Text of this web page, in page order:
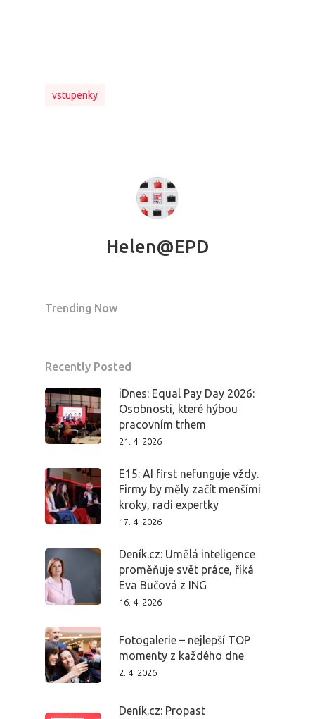
vstupenky
Helen@EPD
Trending Now
Recently Posted
iDnes: Equal Pay Day 2026:
Osobnosti, které hýbou
pracovním trhem
21. 4. 2026
E15: AI first nefunguje vždy.
Firmy by měly začít menšími
kroky, radí expertky
17. 4. 2026
Deník.cz: Umělá inteligence
proměňuje svět práce, říká
Eva Bučová z ING
16. 4. 2026
Fotogalerie – nejlepší TOP
momenty z každého dne
2. 4. 2026
Deník.cz: Propast
Domů
Program 27.3.
Dopad
Partneři